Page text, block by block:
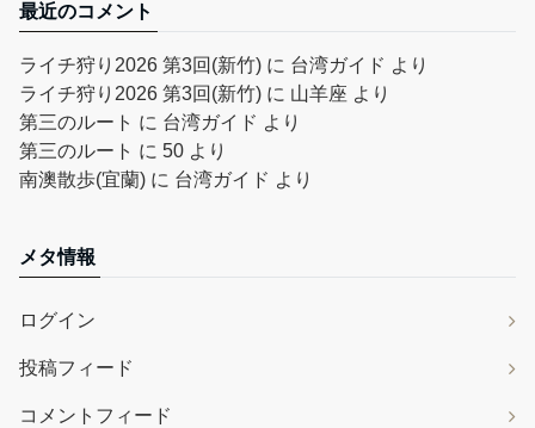
最近のコメント
ライチ狩り2026 第3回(新竹) に 台湾ガイド より
ライチ狩り2026 第3回(新竹) に 山羊座 より
第三のルート に 台湾ガイド より
第三のルート に 50 より
南澳散歩(宜蘭) に 台湾ガイド より
メタ情報
ログイン
投稿フィード
コメントフィード